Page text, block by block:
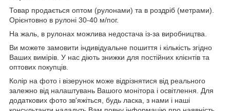
Товар продається оптом (рулонами) та в роздріб (метрами).
Орієнтовно в рулоні 30-40 м/пог.
На жаль, в рулонах можлива недостача із-за виробництва.
Ви можете замовити індивідуальне пошиття і кількість згідно
Ваших вимірів. У нас діють знижки для постійних клієнтів та
оптових покупців.
Колір на фото і візерунок може відрізнятися від реального
залежно від налаштувань Вашого монітора і освітлення. Для
додаткових фото зв'яжіться, будь ласка, з нами і наші